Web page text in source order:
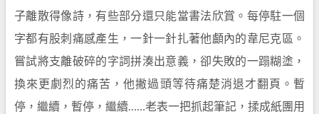
子離散得像詩，有些部分還只能當書法欣賞。每停駐一個
字都有股刺痛感產生，一針一針扎著他顱內的韋尼克區。
嘗試將支離破碎的字詞拼湊出意義，卻失敗的一蹋糊塗，
換來更劇烈的痛苦，他撇過頭等待痛楚消退才翻頁。暫
停，繼續，暫停，繼續……老表一把抓起筆記，揉成紙團用